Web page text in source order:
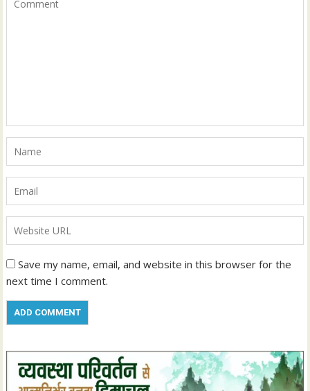
Save my name, email, and website in this browser for the
next time I comment.